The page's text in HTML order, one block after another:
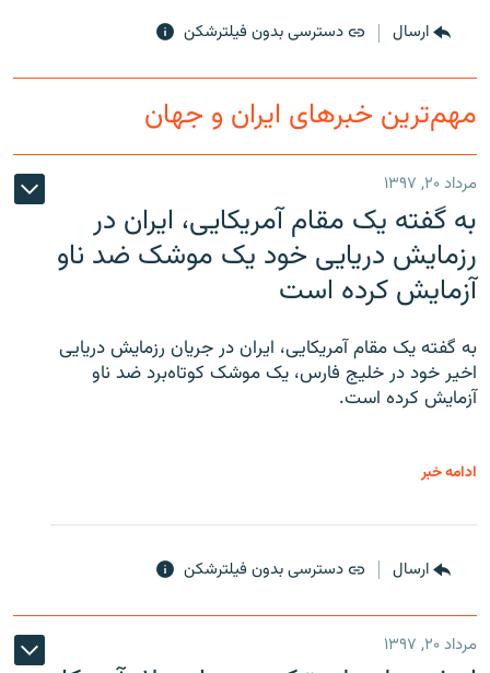
ارسال دسترسی بدون فیلترشکن
مهم‌ترین خبرهای ایران و جهان
مرداد ۲۰, ۱۳۹۷
به گفته یک مقام آمریکایی، ایران در
رزمایش دریایی خود یک موشک ضد ناو
آزمایش کرده است
به گفته یک مقام آمریکایی، ایران در جریان رزمایش دریایی
اخیر خود در خلیج فارس، یک موشک کوتاه‌برد ضد ناو
آزمایش کرده است.
ادامه خبر
ارسال دسترسی بدون فیلترشکن
مرداد ۲۰, ۱۳۹۷